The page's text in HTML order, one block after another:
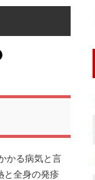
かる病気と言
と全身の発疹